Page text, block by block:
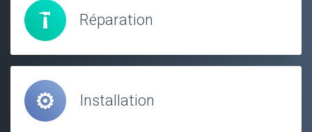
Réparation
Installation